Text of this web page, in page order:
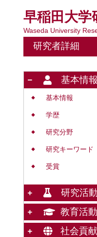
早稲田大学
Waseda University
研究者詳細
基本情報
◆ 基本情報
◆ 学歴
◆ 研究分野
◆ 研究キーワード
◆ 受賞
研究活動
教育活動
社会貢